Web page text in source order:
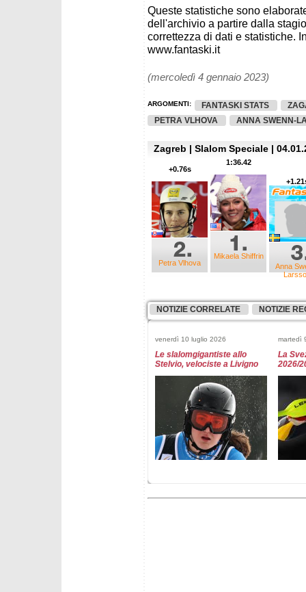
Queste statistiche sono
dell'archivio a partire dalla
correttezza di dati e statistiche.
www.fantaski.it
(mercoledì 4 gennaio 2023)
ARGOMENTI: FANTASKI STATS
PETRA VLHOVA
ANNA SWENN-
Zagreb | Slalom Speciale |
Mikaela Shiffrin
1:36.42
Petra Vlhova
+0.76s
Anna
NOTIZIE CORRELATE NOTIZIE
venerdì 10 luglio 2026
Le slalomgigantiste allo
Stelvio, velociste a Livigno
martedì
La
2026/
stagione 2026/2027